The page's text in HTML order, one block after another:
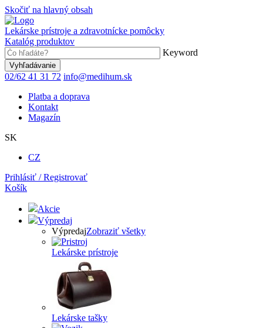
Skočiť na hlavný obsah
Lekárske prístroje a zdravotnícke pomôcky
Katalóg produktov
Keyword
02/62 41 31 72 info@medihum.sk
Platba a doprava
Kontakt
Magazín
SK
CZ
Prihlásiť / Registrovať
Košík
Akcie
Výpredaj
VýpredajZobraziť všetky
Lekárske prístroje
Lekárske tašky